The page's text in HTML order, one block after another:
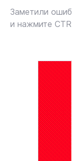
Заметили
и нажмите